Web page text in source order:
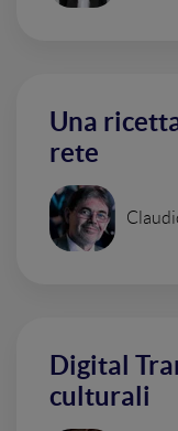
Una
rete
Digital
culturali